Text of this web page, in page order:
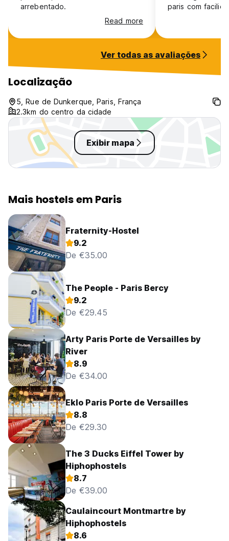
arrebentado.
Read more
paris com
Ver todas as avaliações
Localização
5, Rue de Dunkerque, Paris, França
2.3km do centro da cidade
Exibir mapa
Mais hostels em Paris
Fraternity-Hostel
9.2
De €35.00
The People - Paris Bercy
9.2
De €29.45
Arty Paris Porte de Versailles by
River
8.9
De €34.00
Eklo Paris Porte de Versailles
8.8
De €29.30
The 3 Ducks Eiffel Tower by
Hiphophostels
8.7
De €39.00
Caulaincourt Montmartre by
Hiphophostels
8.6